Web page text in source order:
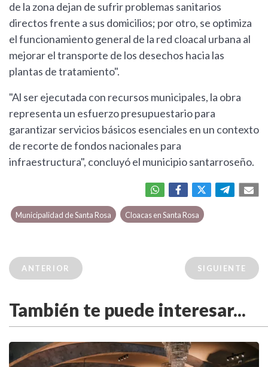
de la zona dejan de sufrir problemas sanitarios
directos frente a sus domicilios; por otro, se optimiza
el funcionamiento general de la red cloacal urbana al
mejorar el transporte de los desechos hacia las
plantas de tratamiento".
"Al ser ejecutada con recursos municipales, la obra
representa un esfuerzo presupuestario para
garantizar servicios básicos esenciales en un contexto
de recorte de fondos nacionales para
infraestructura", concluyó el municipio santarroseño.
Municipalidad de Santa Rosa Cloacas en Santa Rosa
ANTERIOR SIGUIENTE
También te puede interesar...